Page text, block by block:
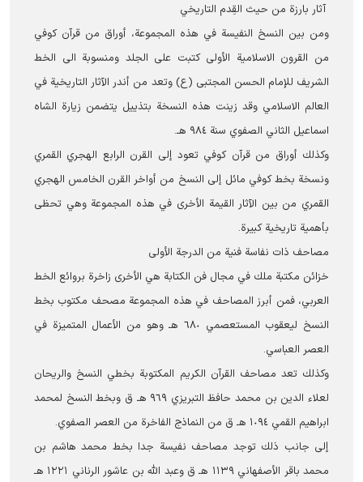
آثار بارزة من حيث القِدم التاريخي
ومن بين النسخ النفيسة في هذه المجموعة، أوراق من قرآن كوفي
من القرون الاسلامية الأولى كتبت على الجلد ومنسوبة الى الخط
الشريف للإمام الحسن المجتبى (ع) وتعد من أندر الآثار التاريخية في
العالم الاسلامي وقد زينت هذه النسخة بتذييل يتضمن زيارة الشاه
اسماعيل الثاني الصفوي سنة ٩٨٤ هـ.
وكذلك أوراق من قرآن كوفي تعود إلى القرن الرابع الهجري القمري
ونسخة بخط كوفي مائل إلى النسخ من أواخر القرن الخامس الهجري
القمري من بين الآثار القيمة الأخرى في هذه المجموعة وهي تحظى
بأهمية تاريخية كبيرة.
مصاحف ذات نفاسة فنية من الدرجة الأولى
خزائن مکتبة ملك في مجال فن الكتابة هي الأخرى زاخرة بروائع الخط
العربي، فمن أبرز المصاحف في هذه المجموعة مصحف مكتوب بخط
النسخ ليعقوب المستعصمي ٦٨٠ هـ وهو من الأعمال المتميزة في
العصر العباسي.
وكذلك تعد مصاحف القرآن الكريم المكتوبة بخطي النسخ والريحان
لعلاء الدين بن محمد حافظ التبريزي ٩٦٩ هـ ق وبخط النسخ لمحمد
ابراهيم القمي ١٠٩٤ هـ ق من النماذج الفاخرة من العصر الصفوي.
إلى جانب ذلك توجد مصاحف نفيسة جدا بخط محمد هاشم بن
محمد باقر الأصفهاني ١١٣٩ هـ ق وعبد الله بن عاشور الرناني ١٢٢١ هـ